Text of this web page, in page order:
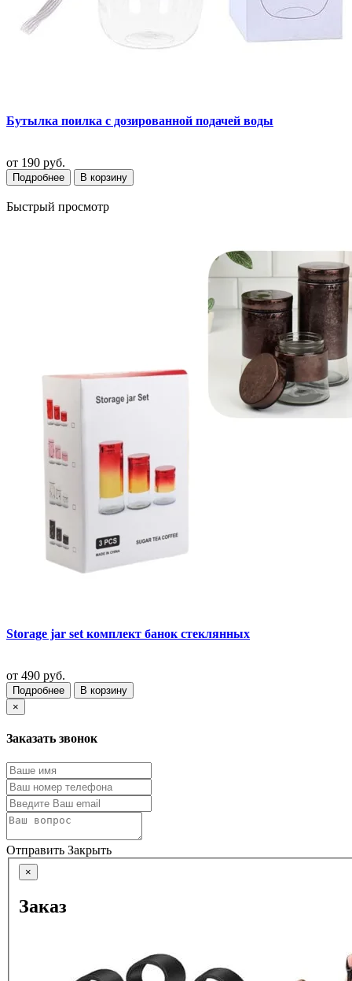
Бутылка поилка с дозированной подачей воды
от 190 руб.
Подробнее В корзину
Быстрый просмотр
Storage jar set комплект банок стеклянных
от 490 руб.
Подробнее
В корзину
×
Заказать звонок
Отправить Закрыть
×
Заказ